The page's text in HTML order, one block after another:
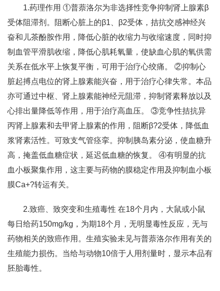
1.药理作用 ①普萘洛尔为非选择性竞争抑制肾上腺素β
受体阻滞剂。阻断心脏上的β1、β2受体，拮抗交感神经兴
奋和儿茶酚胺作用，降低心脏的收缩力与收缩速度，同时抑
制血管平滑肌收缩，降低心肌耗氧量，使缺血心肌的氧供需
关系在低水平上恢复平衡，可用于治疗心绞痛。 ②抑制心
脏起搏点电位的肾上腺素能兴奋，用于治疗心律失常。本品
亦可通过中枢、肾上腺素能神经元阻滞，抑制肾素释放以及
心排出量降低等作用，用于治疗高血压。 ③竞争性拮抗异
丙肾上腺素和去甲肾上腺素的作用，阻断β?2受体，降低血
浆肾素活性。可致支气管痉挛。抑制胰岛素分泌，使血糖升
高，掩盖低血糖症状，延迟低血糖的恢复。 ④有明显的抗
血小板聚集作用，这主要与药物的膜稳定作用及抑制血小板
膜Ca+?转运有关。
2.致癌、致突变和生殖毒性 在18个月内，大鼠或小鼠
每日给药150mg/kg，为期18个月，无明显毒性反应，无与
药物相关的致癌作用。生殖实验未见与普萘洛尔作用有关的
生殖能力损伤。当给与动物10倍于人用剂量时，显示本品有
胚胎毒性。